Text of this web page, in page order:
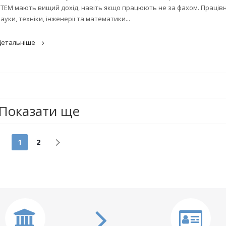
мають вищий дохід, навіть якщо працюють не за фахом.
техніки, інженерії та математики...
ще
1 2